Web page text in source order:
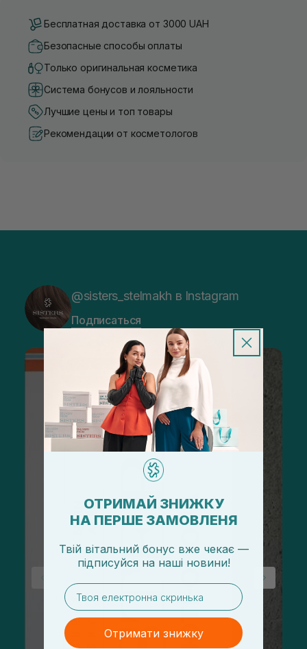
Бесплатная доставка от 3000 UAH
Безопасные способы оплаты
Только оригинальная косметика
Система бонусов и лояльности
Лучшие цены и топ товары
Рекомендации от косметологов
@sisters_stelmakh в Instagram
Подписаться
ОТРИМАЙ ЗНИЖКУ
НА ПЕРШЕ ЗАМОВЛЕНЯ
Твій вітальний бонус вже чекає —
підписуйся на наші новини!
email
Отримати знижку